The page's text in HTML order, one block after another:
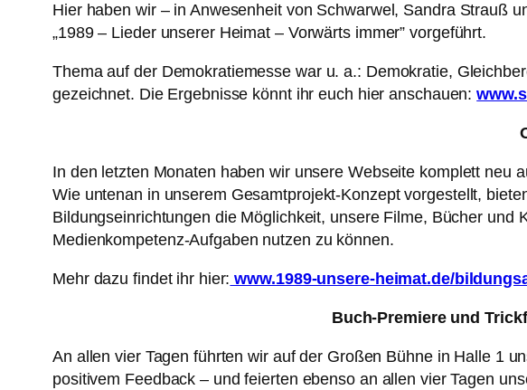
Hier haben wir – in Anwesenheit von Schwarwel, Sandra Strauß
„1989 – Lieder unserer Heimat – Vorwärts immer” vorgeführt.
Thema auf der Demokratiemesse war u. a.: Demokratie,
gezeichnet. Die Ergebnisse könnt ihr euch hier anschauen:
In den letzten Monaten haben wir unsere Webseite komplett neu
Wie untenan in unserem Gesamtprojekt-Konzept vorgestellt,
Bildungseinrichtungen die Möglichkeit, unsere Filme, Bücher
Medienkompetenz-Aufgaben nutzen zu können.
Mehr dazu findet ihr hier: www.1989-unsere-heimat.de/
Buch-Premiere und
An allen vier Tagen führten wir auf der Großen Bühne in Halle 1
positivem Feedback – und feierten ebenso an allen vier Tagen